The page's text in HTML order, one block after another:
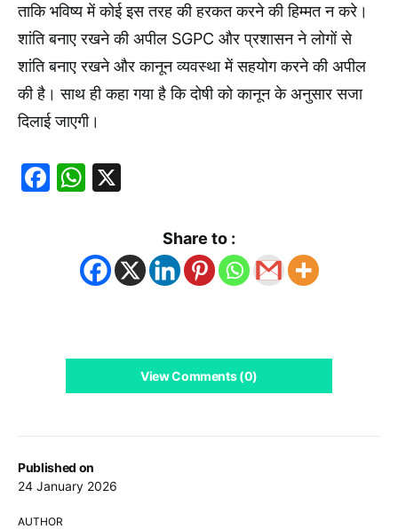
Published on
24 January 2026
AUTHOR
ताकि भविष्य में कोई इस तरह की हरकत करने की हिम्मत न करे।
शांति बनाए रखने की अपील SGPC और प्रशासन ने लोगों से
शांति बनाए रखने और कानून व्यवस्था में सहयोग करने की अपील
की है। साथ ही कहा गया है कि दोषी को कानून के अनुसार सजा
दिलाई जाएगी।
Facebook
WhatsApp
Share to :
View Comments (0)